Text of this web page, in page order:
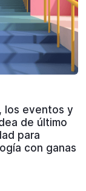
los eventos y
de último
para
con ganas